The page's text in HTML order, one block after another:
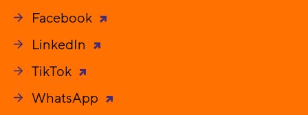
Facebook
LinkedIn
TikTok
WhatsApp